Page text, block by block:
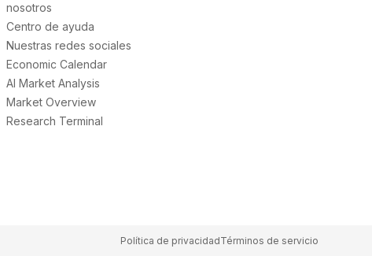
nosotros
Centro de ayuda
Nuestras redes sociales
Economic Calendar
AI Market Analysis
Market Overview
Research Terminal
Política de privacidadTérminos de servicio